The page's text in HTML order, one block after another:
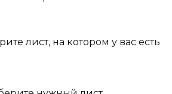
лист, на котором у вас есть